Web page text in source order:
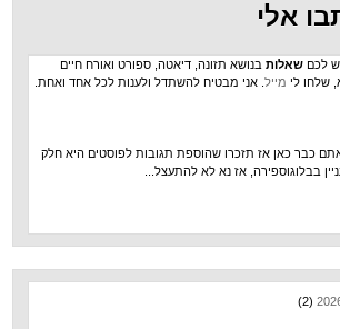
אלי
לכם שאלות בנושא תזונה, דיאטה, ספורט ואורח חיים
שלחו לי מייל . אני מבטיח להשתדל ולענות לכל אחד ואחת.
כבר כאן אז תזכרו שהוספת תגובות לפוסטים היא חלק
בבלוגוספירה, אז נא לא להתעצל...
(2)